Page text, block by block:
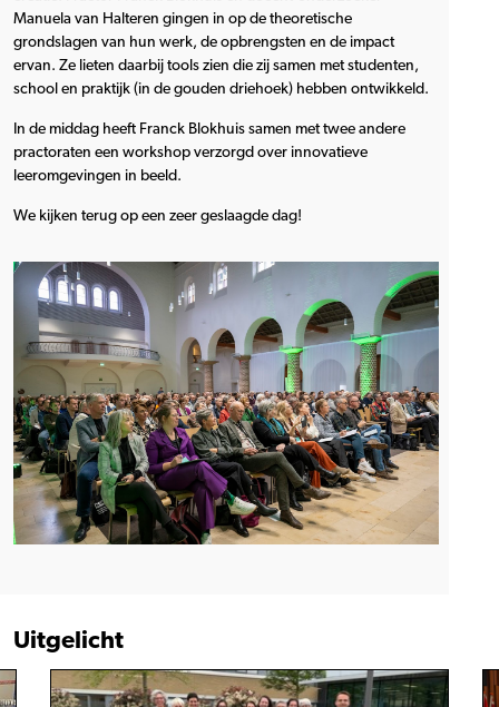
Manuela van Halteren gingen in op de theoretische
grondslagen van hun werk, de opbrengsten en de impact
ervan. Ze lieten daarbij tools zien die zij samen met studenten,
school en praktijk (in de gouden driehoek) hebben ontwikkeld.
In de middag heeft Franck Blokhuis samen met twee andere
practoraten een workshop verzorgd over innovatieve
leeromgevingen in beeld.
We kijken terug op een zeer geslaagde dag!
Uitgelicht